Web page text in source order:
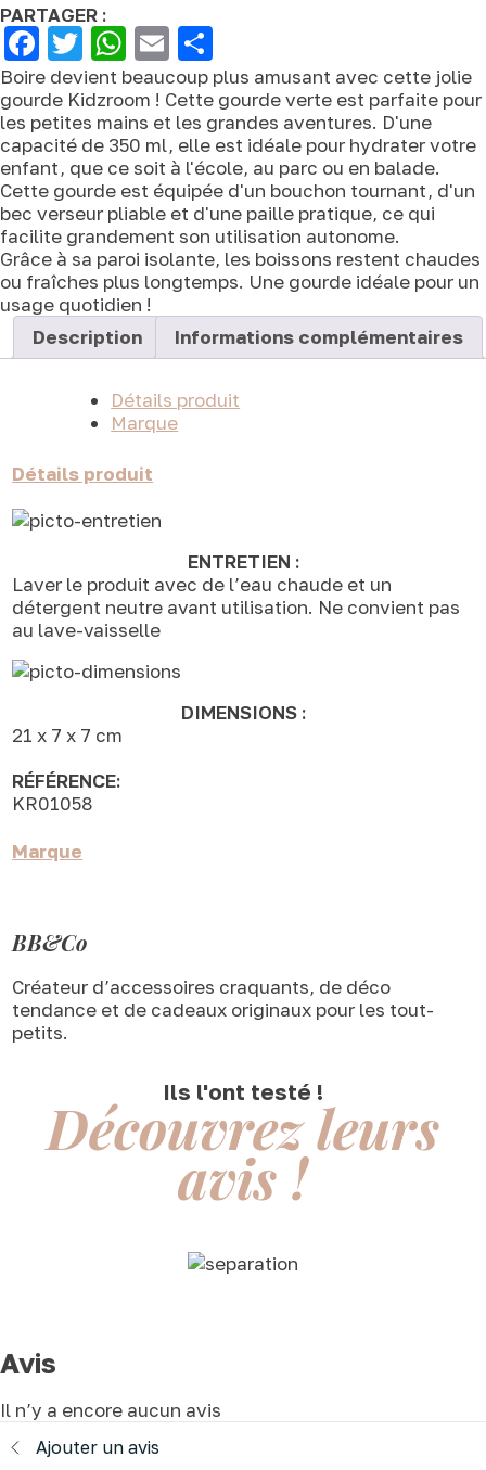
PARTAGER :
Facebook
Twitter
WhatsApp
Email
Boire devient beaucoup plus amusant avec cette jolie
gourde Kidzroom ! Cette gourde verte est parfaite pour
les petites mains et les grandes aventures. D'une
capacité de 350 ml, elle est idéale pour hydrater votre
enfant, que ce soit à l'école, au parc ou en balade.
Cette gourde est équipée d'un bouchon tournant, d'un
bec verseur pliable et d'une paille pratique, ce qui
facilite grandement son utilisation autonome.
Grâce à sa paroi isolante, les boissons restent chaudes
ou fraîches plus longtemps. Une gourde idéale pour un
usage quotidien !
Description
Informations complémentaires
Détails produit
Marque
Détails produit
ENTRETIEN :
Laver le produit avec de l’eau chaude et un
détergent neutre avant utilisation. Ne convient pas
au lave-vaisselle
DIMENSIONS :
21 x 7 x 7 cm
RÉFÉRENCE:
KR01058
Marque
BB&Co
Créateur d’accessoires craquants, de déco
tendance et de cadeaux originaux pour les tout-
petits.
Ils l'ont testé !
Découvrez leurs
avis !
Avis
Il n’y a encore aucun avis
Ajouter un avis